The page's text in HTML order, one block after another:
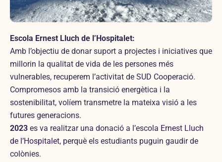
Escola Ernest Lluch de l’Hospitalet:
Amb l’objectiu de donar suport a projectes i iniciatives que
millorin la qualitat de vida de les persones més
vulnerables, recuperem l’activitat de SUD Cooperació.
Compromesos amb la transició energètica i la
sostenibilitat, volíem transmetre la mateixa visió a les
futures generacions.
2023 es va realitzar una donació a l’escola Ernest Lluch
de l’Hospitalet, perquè els estudiants puguin gaudir de
colònies.